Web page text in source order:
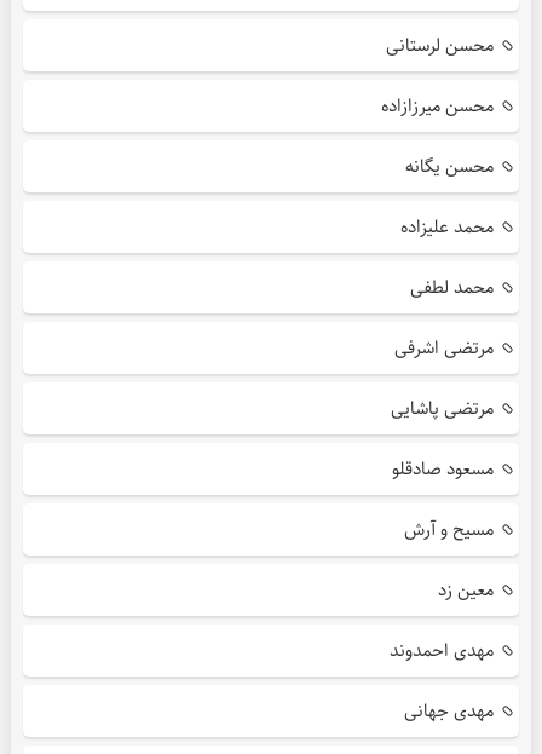
محسن لرستانی
محسن میرزازاده
محسن یگانه
محمد علیزاده
محمد لطفی
مرتضی اشرفی
مرتضی پاشایی
مسعود صادقلو
مسیح و آرش
معین زد
مهدی احمدوند
مهدی جهانی